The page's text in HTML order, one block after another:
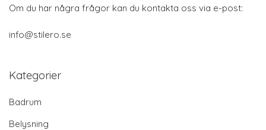
Om du har några frågor kan du kontakta oss via e-post:
info@stilero.se
Kategorier
Badrum
Belysning